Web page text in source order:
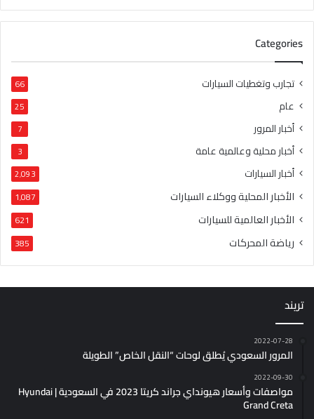
Categories
تجارب وتغطيات السيارات 66
عام 25
أخبار المرور 7
أخبار محلية وعالمية عامة 3
أخبار السيارات 2٬093
الأخبار المحلية ووكلاء السيارات 1٬087
الأخبار العالمية للسيارات 621
رياضة المحركات 385
تريند
2022-07-28
المرور السعودي يُطلق لوحات “النقل الخاص” الطويلة
2022-09-30
مواصفات وأسعار هيونداي جراند كريتا 2023 في السعودية | Hyundai
Grand Creta